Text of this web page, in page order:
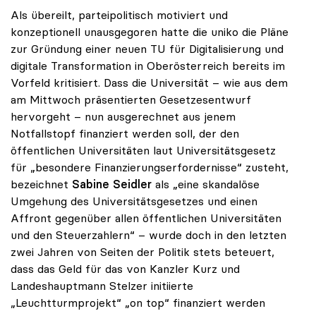
Als übereilt, parteipolitisch motiviert und
konzeptionell unausgegoren hatte die uniko die Pläne
zur Gründung einer neuen TU für Digitalisierung und
digitale Transformation in Oberösterreich bereits im
Vorfeld kritisiert. Dass die Universität – wie aus dem
am Mittwoch präsentierten Gesetzesentwurf
hervorgeht – nun ausgerechnet aus jenem
Notfallstopf finanziert werden soll, der den
öffentlichen Universitäten laut Universitätsgesetz
für „besondere Finanzierungserfordernisse“ zusteht,
bezeichnet Sabine Seidler als „eine skandalöse
Umgehung des Universitätsgesetzes und einen
Affront gegenüber allen öffentlichen Universitäten
und den Steuerzahlern“ – wurde doch in den letzten
zwei Jahren von Seiten der Politik stets beteuert,
dass das Geld für das von Kanzler Kurz und
Landeshauptmann Stelzer initiierte
„Leuchtturmprojekt“ „on top“ finanziert werden